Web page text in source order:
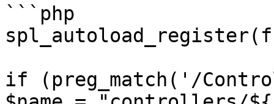
```php
if (preg_match('/